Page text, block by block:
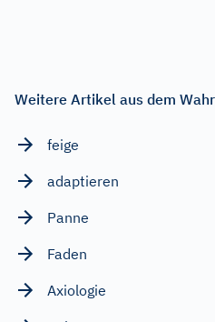
Weitere Artikel aus dem
feige
adaptieren
Panne
Faden
Axiologie